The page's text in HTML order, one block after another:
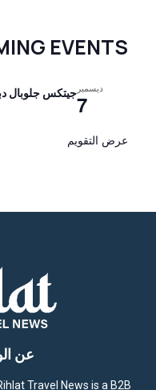
EVENTS
ديسمبر
7جيتكس جلوبال دبي
عرض التقويم
عن
Travel News is a B2B